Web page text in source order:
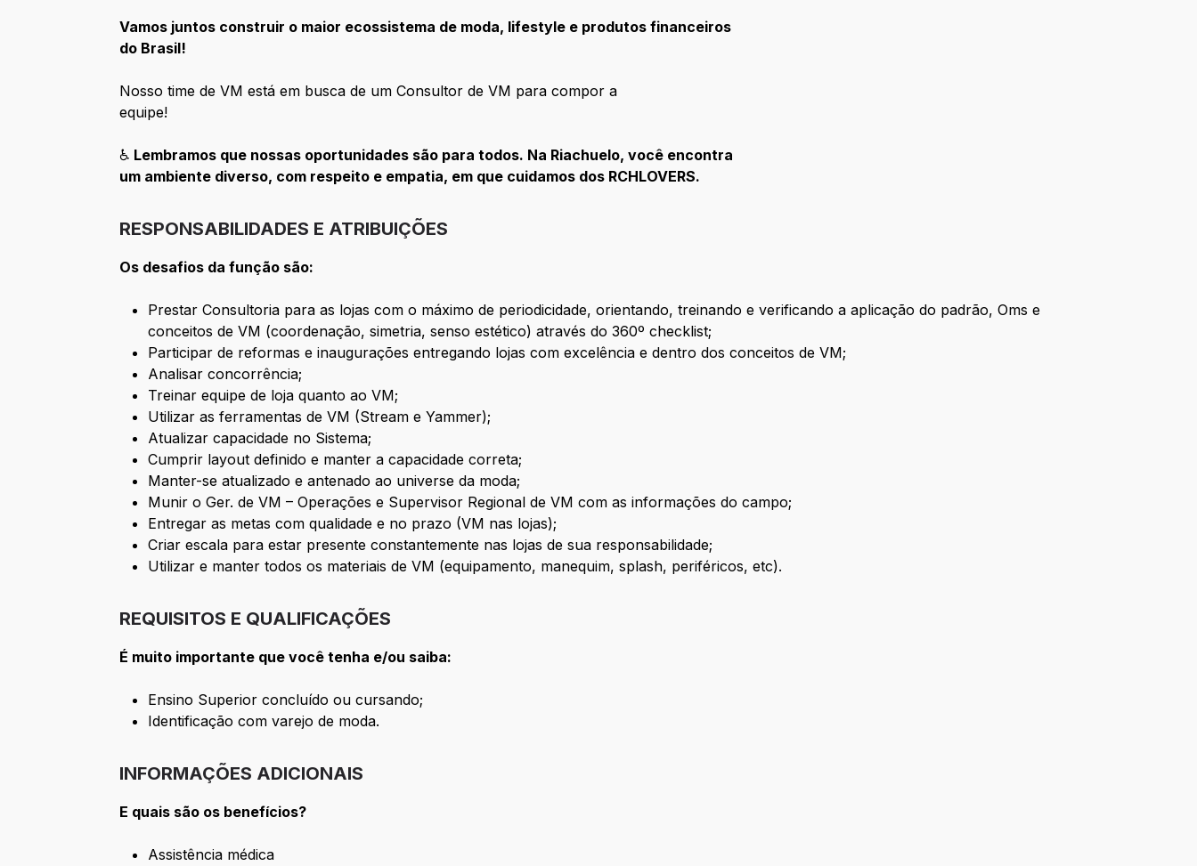
Vamos juntos construir o maior ecossistema de moda, lifestyle e produtos financeiros
do Brasil!
Nosso time de VM está em busca de um Consultor de VM para compor a
equipe!
♿ Lembramos que nossas oportunidades são para todos. Na Riachuelo, você encontra
um ambiente diverso, com respeito e empatia, em que cuidamos dos RCHLOVERS.
RESPONSABILIDADES E ATRIBUIÇÕES
Os desafios da função são:
Prestar Consultoria para as lojas com o máximo de periodicidade, orientando, treinando e verificando a aplicação do padrão, Oms e
conceitos de VM (coordenação, simetria, senso estético) através do 360º checklist;
Participar de reformas e inaugurações entregando lojas com excelência e dentro dos conceitos de VM;
Analisar concorrência;
Treinar equipe de loja quanto ao VM;
Utilizar as ferramentas de VM (Stream e Yammer);
Atualizar capacidade no Sistema;
Cumprir layout definido e manter a capacidade correta;
Manter-se atualizado e antenado ao universe da moda;
Munir o Ger. de VM – Operações e Supervisor Regional de VM com as informações do campo;
Entregar as metas com qualidade e no prazo (VM nas lojas);
Criar escala para estar presente constantemente nas lojas de sua responsabilidade;
Utilizar e manter todos os materiais de VM (equipamento, manequim, splash, periféricos, etc).
REQUISITOS E QUALIFICAÇÕES
É muito importante que você tenha e/ou saiba:
Ensino Superior concluído ou cursando;
Identificação com varejo de moda.
INFORMAÇÕES ADICIONAIS
E quais são os benefícios?
Assistência médica